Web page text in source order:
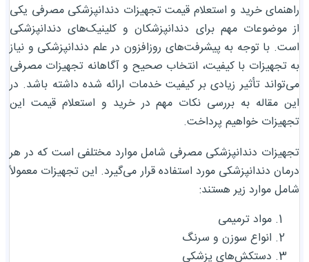
راهنمای خرید و استعلام قیمت تجهیزات دندانپزشکی مصرفی یکی
از موضوعات مهم برای دندانپزشکان و کلینیک‌های دندانپزشکی
است. با توجه به پیشرفت‌های روزافزون در علم دندانپزشکی و نیاز
به تجهیزات با کیفیت، انتخاب صحیح و آگاهانه تجهیزات مصرفی
می‌تواند تأثیر زیادی بر کیفیت خدمات ارائه شده داشته باشد. در
این مقاله به بررسی نکات مهم در خرید و استعلام قیمت این
تجهیزات خواهیم پرداخت.
تجهیزات دندانپزشکی مصرفی شامل موارد مختلفی است که در هر
درمان دندانپزشکی مورد استفاده قرار می‌گیرد. این تجهیزات معمولاً
شامل موارد زیر هستند:
مواد ترمیمی
انواع سوزن و سرنگ
دستکش‌های پزشکی